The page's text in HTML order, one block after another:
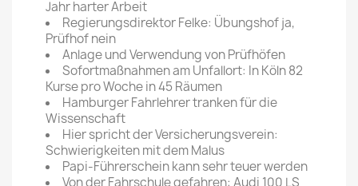
Jahr harter Arbeit
Regierungsdirektor Felke: Übungshof ja,
Prüfhof nein
Anlage und Verwendung von Prüfhöfen
Sofortmaßnahmen am Unfallort: In Köln 82
Kurse pro Woche in 45 Räumen
Hamburger Fahrlehrer tranken für die
Wissenschaft
Hier spricht der Versicherungsverein:
Schwierigkeiten mit dem Malus
Papi-Führerschein kann sehr teuer werden